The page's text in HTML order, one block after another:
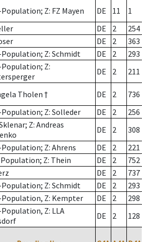
Population; Z: FZ Mayen DE 11 1
DE 2 254
DE 2 363
Population; Z: Schmidt DE 2 293
Population; Z:
DE 2 211
Tholen † DE 2 736
Population; Z: Solleder DE 2 256
Z: Andreas
DE 2 308
Population; Z: Ahrens DE 2 221
Population; Z: Thein DE 2 752
DE 2 737
Population; Z: Schmidt DE 2 293
Population, Z: Kempter DE 2 298
Population, Z: LLA
DE 2 128